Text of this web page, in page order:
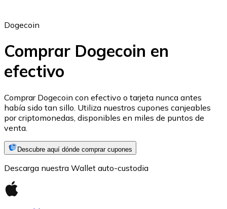
Ethereum
ETH
Dogecoin
Comprar Dogecoin en
efectivo
Comprar Dogecoin con efectivo o tarjeta nunca antes
había sido tan sillo. Utiliza nuestros cupones canjeables
por criptomonedas, disponibles en miles de puntos de
venta.
Descubre aquí dónde comprar cupones
Descarga nuestra Wallet auto-custodia